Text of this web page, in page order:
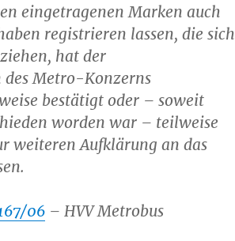
eingetragenen Marken auch
registrieren lassen, die sich
hat der
des Metro-Konzerns
bestätigt oder – soweit
worden war – teilweise
weiteren Aufklärung an das
06– HVV Metrobus